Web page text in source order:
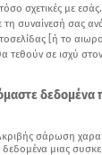
της Χαμάς-
on Google
σχετικές με
τη συναίνεσή σας
[ή το
τεθούν σε ισχύ
σάρωση
μιας